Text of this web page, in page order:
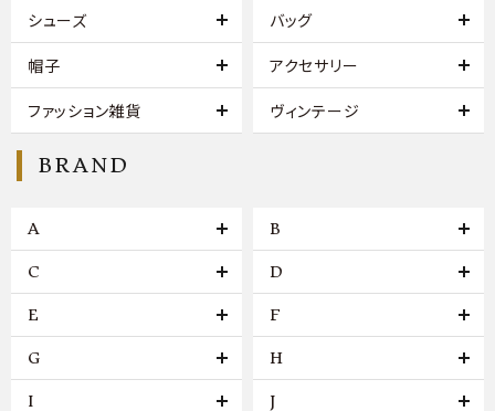
シューズ バッグ
帽子 アクセサリー
ファッション雑貨 ヴィンテージ
BRAND
A B
C D
E F
G H
I J